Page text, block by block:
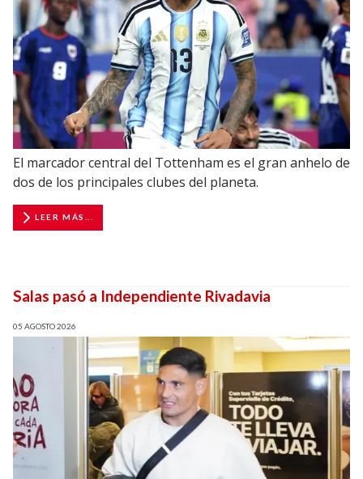
El marcador central del Tottenham es el gran anhelo de
dos de los principales clubes del planeta.
LEER MÁS...
Salas pasó a Independiente Rivadavia
05 AGOSTO 2026